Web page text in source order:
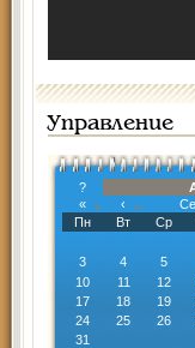
Управление
?
«
‹
Пн
Вт Ср
3
4 5
10
11 12
17
18 19
24
25 26
31